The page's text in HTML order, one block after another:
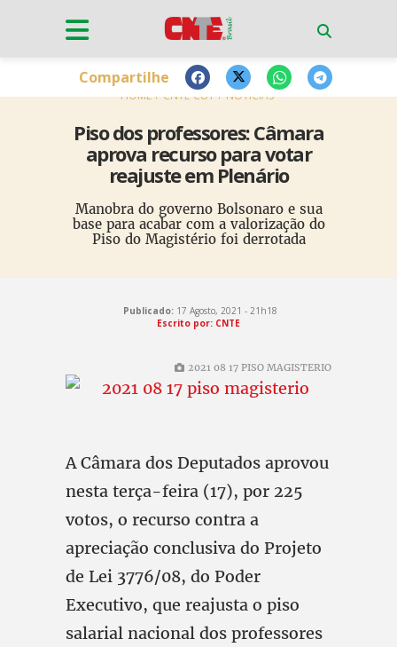
HOME CNTE-CUT NOTÍCIAS
Piso dos professores: Câmara
aprova recurso para votar
reajuste em Plenário
Manobra do governo Bolsonaro e sua
base para acabar com a valorização do
Piso do Magistério foi derrotada
Compartilhe
Publicado:17 Agosto, 2021 - 21h18
Escrito por: CNTE
2021 08 17 PISO MAGISTERIO
A Câmara dos Deputados aprovou
nesta terça-feira (17), por 225
votos, o recurso contra a
apreciação conclusiva do Projeto
de Lei 3776/08, do Poder
Executivo, que reajusta o piso
salarial nacional dos professores